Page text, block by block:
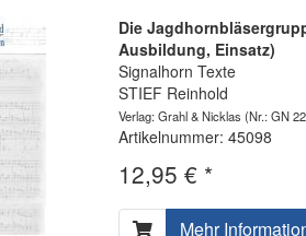
Die
Ausbildung, Einsatz)
Signalhorn Texte
STIEF Reinhold
Verlag: Grahl & Nicklas (Nr.: GN
Artikelnummer: 45098
12,95 € *
Mehr